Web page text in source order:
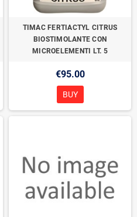
TIMAC FERTIACTYL CITRUS
BIOSTIMOLANTE CON
MICROELEMENTI LT. 5
€95.00
BUY